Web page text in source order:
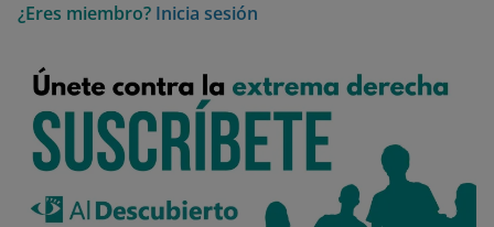
¿Eres miembro? Inicia sesión